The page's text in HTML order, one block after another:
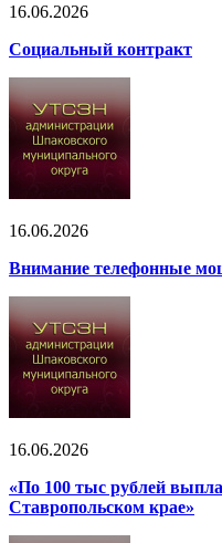
16.06.2026
Социальный контракт
16.06.2026
Внимание телефонные
16.06.2026
«По 100 тыс рублей
Ставропольском крае»